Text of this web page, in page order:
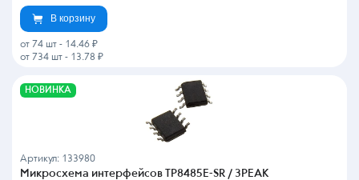
В корзину
от 74 шт - 14.46 ₽
от 734 шт - 13.78 ₽
НОВИНКА
Артикул: 133980
Микросхема интерфейсов TP8485E-SR / 3PEAK